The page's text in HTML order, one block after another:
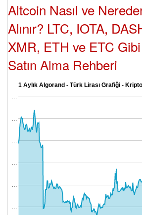
Altcoin Nasıl ve
Alınır? LTC, IOTA,
XMR, ETH ve ETC
Satın Alma Rehberi
1 Aylık Algorand - Türk Lirası Grafiği -
…
…
…
…